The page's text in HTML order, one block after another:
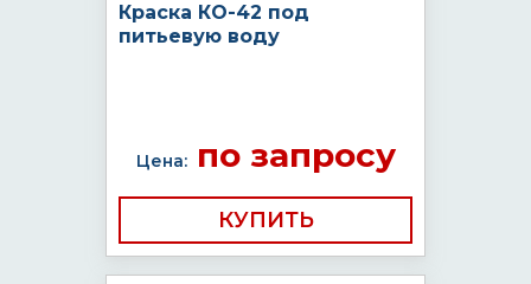
Краска КО-42 под
питьевую воду
Цена:по запросу
КУПИТЬ